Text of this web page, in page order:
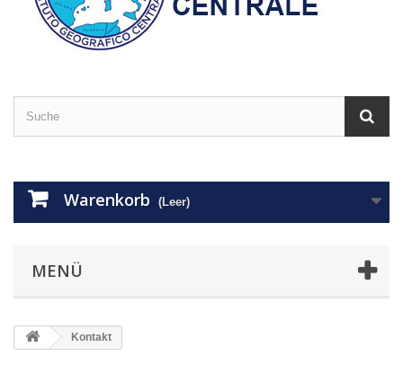
Warenkorb (Leer)
MENÜ
Kontakt